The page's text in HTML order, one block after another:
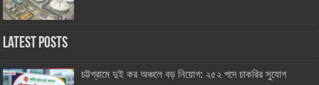
Latest Posts
চট্টগ্রামে দুই কর অঞ্চলে বড় নিয়োগ: ২৫২ পদে চাকরির সুযোগ